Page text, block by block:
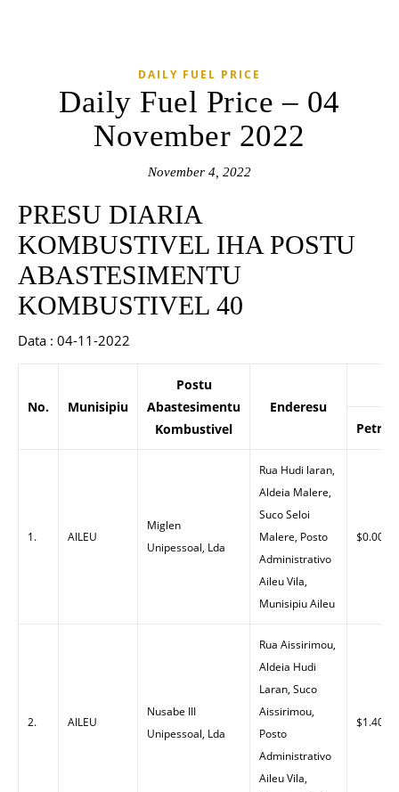
DAILY FUEL PRICE
Daily Fuel Price – 04
November 2022
November 4, 2022
PRESU DIARIA
KOMBUSTIVEL IHA POSTU
ABASTESIMENTU
KOMBUSTIVEL 40
Data : 04-11-2022
No. Munisipiu
Postu
Abastesimentu
Kombustivel
Enderesu
Petrol
1. AILEU
Miglen
Unipessoal, Lda
Rua Hudi laran,
Aldeia Malere,
Suco Seloi
Malere, Posto
Administrativo
Aileu Vila,
Munisipiu Aileu
$0.00
2. AILEU
Nusabe III
Unipessoal, Lda
Rua Aissirimou,
Aldeia Hudi
Laran, Suco
Aissirimou,
Posto
Administrativo
Aileu Vila,
$1.40